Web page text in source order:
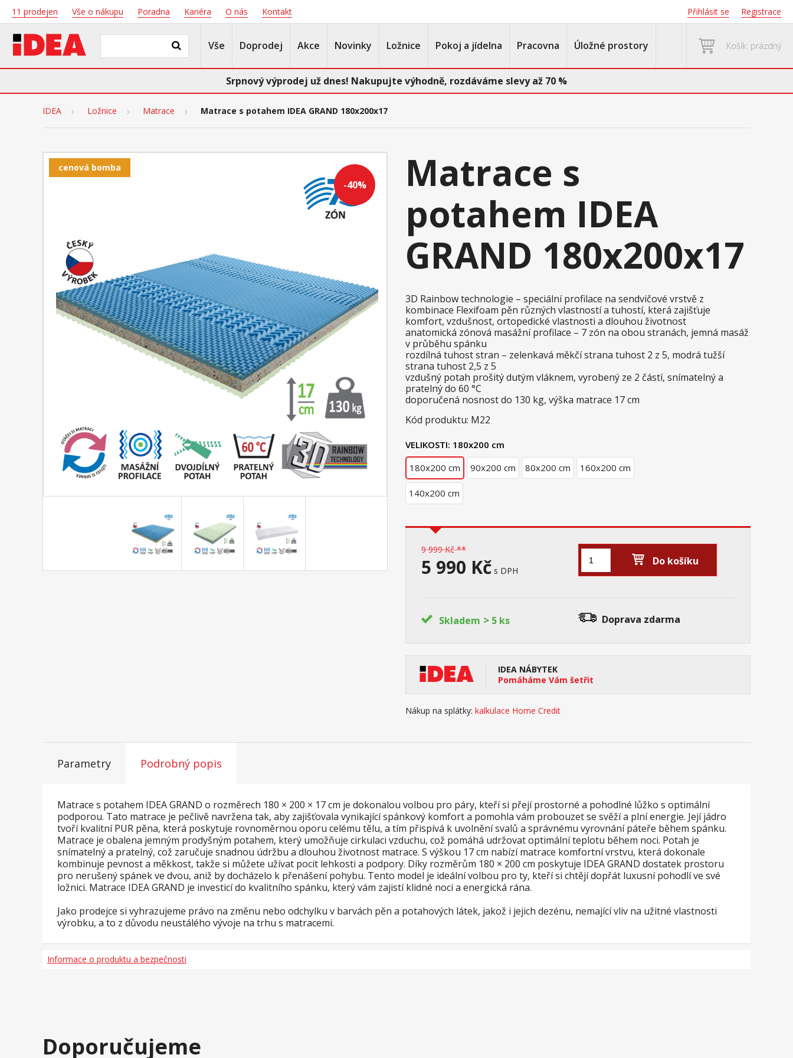
11 prodejen Vše o nákupu Poradna Kariéra O nás Kontakt Přihlásit se Registrace
Vše Doprodej Akce Novinky Ložnice Pokoj a jídelna Pracovna Úložné prostory Košík: prázdný
Srpnový výprodej už dnes! Nakupujte výhodně, rozdáváme slevy až 70 %
IDEA Ložnice Matrace Matrace s potahem IDEA GRAND 180x200x17
-40%
cenová bomba
Matrace s
potahem IDEA
GRAND 180x200x17
3D Rainbow technologie – speciální profilace na sendvičové vrstvě z
kombinace Flexifoam pěn různých vlastností a tuhostí, která zajišťuje
komfort, vzdušnost, ortopedické vlastnosti a dlouhou životnost
anatomická zónová masážní profilace – 7 zón na obou stranách, jemná masáž
v průběhu spánku
rozdílná tuhost stran – zelenkavá měkčí strana tuhost 2 z 5, modrá tužší
strana tuhost 2,5 z 5
vzdušný potah prošitý dutým vláknem, vyrobený ze 2 částí, snímatelný a
pratelný do 60 °C
doporučená nosnost do 130 kg, výška matrace 17 cm
Kód produktu: M22
VELIKOSTI: 180x200 cm
180x200 cm
90x200 cm 80x200 cm 160x200 cm
140x200 cm
9 999 Kč **
5 990 Kč s DPH
Do košíku
Skladem > 5 ks Doprava zdarma
IDEA NÁBYTEK
Pomáháme Vám šetřit
Nákup na splátky: kalkulace Home Credit
Parametry Podrobný popis
Matrace s potahem IDEA GRAND o rozměrech 180 × 200 × 17 cm je dokonalou volbou pro páry, kteří si přejí prostorné a pohodlné lůžko s optimální
podporou. Tato matrace je pečlivě navržena tak, aby zajišťovala vynikající spánkový komfort a pomohla vám probouzet se svěží a plní energie. Její jádro
tvoří kvalitní PUR pěna, která poskytuje rovnoměrnou oporu celému tělu, a tím přispívá k uvolnění svalů a správnému vyrovnání páteře během spánku.
Matrace je obalena jemným prodyšným potahem, který umožňuje cirkulaci vzduchu, což pomáhá udržovat optimální teplotu během noci. Potah je
snímatelný a pratelný, což zaručuje snadnou údržbu a dlouhou životnost matrace. S výškou 17 cm nabízí matrace komfortní vrstvu, která dokonale
kombinuje pevnost a měkkost, takže si můžete užívat pocit lehkosti a podpory. Díky rozměrům 180 × 200 cm poskytuje IDEA GRAND dostatek prostoru
pro nerušený spánek ve dvou, aniž by docházelo k přenášení pohybu. Tento model je ideální volbou pro ty, kteří si chtějí dopřát luxusní pohodlí ve své
ložnici. Matrace IDEA GRAND je investicí do kvalitního spánku, který vám zajistí klidné noci a energická rána.
Jako prodejce si vyhrazujeme právo na změnu nebo odchylku v barvách pěn a potahových látek, jakož i jejich dezénu, nemající vliv na užitné vlastnosti
výrobku, a to z důvodu neustálého vývoje na trhu s matracemi.
Informace o produktu a bezpečnosti
Doporučujeme